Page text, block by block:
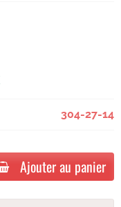
304-27-14
Ajouter au panier